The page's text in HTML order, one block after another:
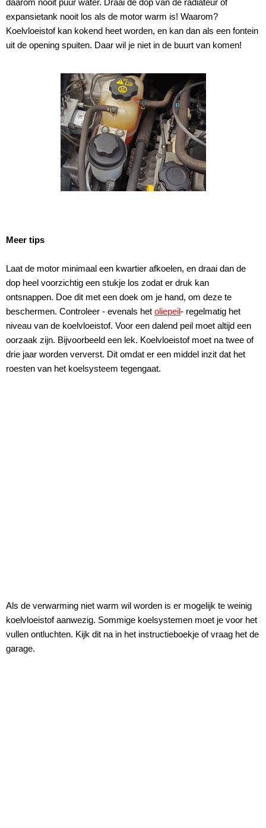
daarom nooit puur water. Draai de dop van de radiateur of
expansietank nooit los als de motor warm is! Waarom?
Koelvloeistof kan kokend heet worden, en kan dan als een fontein
uit de opening spuiten. Daar wil je niet in de buurt van komen!
Meer tips
Laat de motor minimaal een kwartier afkoelen, en draai dan de
dop heel voorzichtig een stukje los zodat er druk kan
ontsnappen. Doe dit met een doek om je hand, om deze te
beschermen. Controleer - evenals het oliepeil- regelmatig het
niveau van de koelvloeistof. Voor een dalend peil moet altijd een
oorzaak zijn. Bijvoorbeeld een lek. Koelvloeistof moet na twee of
drie jaar worden ververst. Dit omdat er een middel inzit dat het
roesten van het koelsysteem tegengaat.
Als de verwarming niet warm wil worden is er mogelijk te weinig
koelvloeistof aanwezig. Sommige koelsystemen moet je voor het
vullen ontluchten. Kijk dit na in het instructieboekje of vraag het de
garage.